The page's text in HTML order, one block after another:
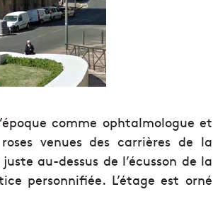
comme ophtalmologue et
venues des carrières de la
au-dessus de l’écusson de la
personnifiée. L’étage est orné